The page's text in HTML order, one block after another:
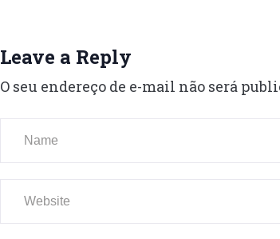
Leave a Reply
O seu endereço de e-mail não será